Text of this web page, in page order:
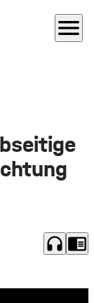
menu
headphones chrome_reader_mode